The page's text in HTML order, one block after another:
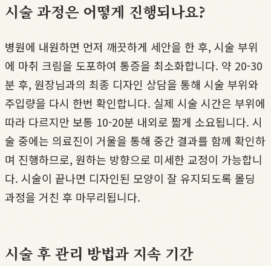
시술 과정은 어떻게 진행되나요?
병원에 내원하면 먼저 깨끗하게 세안을 한 후, 시술 부위
에 마취 크림을 도포하여 통증을 최소화합니다. 약 20-30
분 후, 원장님과의 최종 디자인 상담을 통해 시술 부위와
주입량을 다시 한번 확인합니다. 실제 시술 시간은 부위에
따라 다르지만 보통 10-20분 내외로 짧게 소요됩니다. 시
술 중에는 의료진이 거울을 통해 중간 결과를 함께 확인하
며 진행하므로, 원하는 방향으로 미세한 교정이 가능합니
다. 시술이 끝나면 디자인된 모양이 잘 유지되도록 몰딩
과정을 거친 후 마무리됩니다.
시술 후 관리 방법과 지속 기간